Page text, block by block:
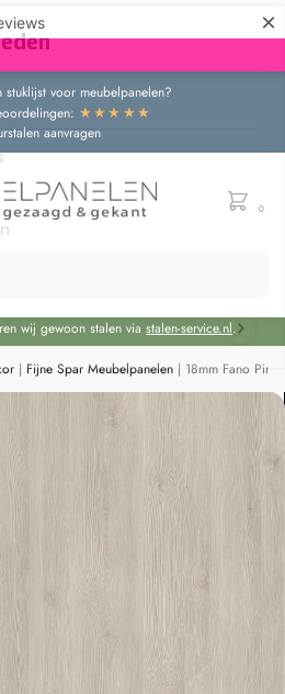
×
stuklijst voor meubelpanelen?
★★★★★
aanvragen
0
een extra levertijd van circa 3 weken
reguliere levertijd.
wij gewoon stalen viastalen-service.nl.
| Fijne Spar Meubelpanelen | 18mm Fano